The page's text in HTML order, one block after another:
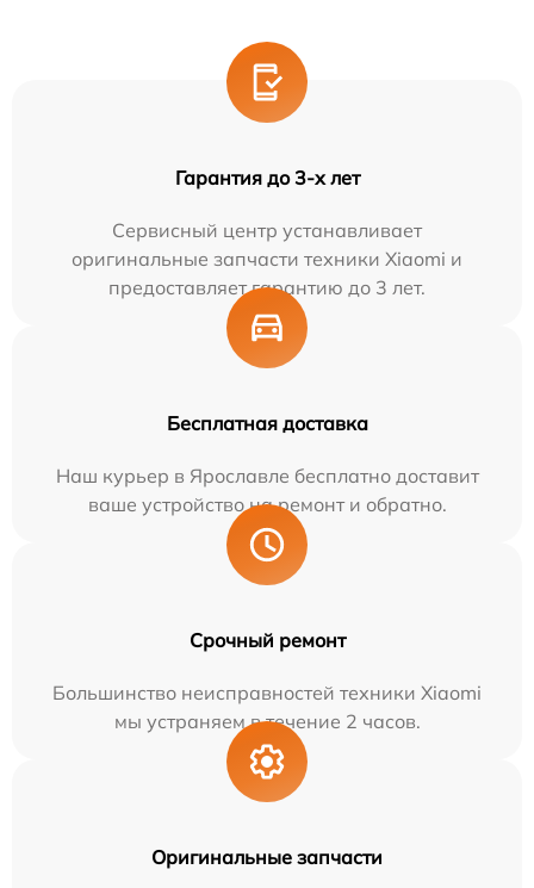
Гарантия до 3-х лет
Сервисный центр устанавливает
оригинальные запчасти техники Xiaomi и
предоставляет гарантию до 3 лет.
Бесплатная доставка
Наш курьер в Ярославле бесплатно доставит
ваше устройство на ремонт и обратно.
Срочный ремонт
Большинство неисправностей техники Xiaomi
мы устраняем в течение 2 часов.
Оригинальные запчасти